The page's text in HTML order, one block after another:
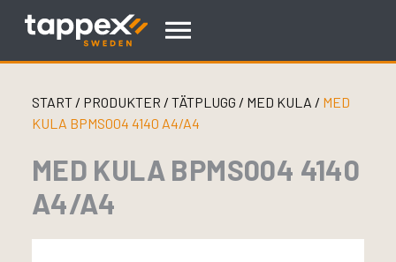
START/ PRODUKTER / TÄTPLUGG / MED KULA / MED
KULA BPMS004 4140 A4/A4
MED KULA BPMS004 4140
A4/A4